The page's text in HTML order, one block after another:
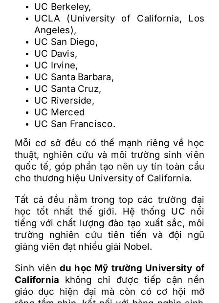
UC Berkeley,
UCLA (University of California, Los
Angeles),
UC San Diego,
UC Davis,
UC Irvine,
UC Santa Barbara,
UC Santa Cruz,
UC Riverside,
UC Merced
UC San Francisco.
Mỗi cơ sở đều có thế mạnh riêng về học
thuật, nghiên cứu và môi trường sinh viên
quốc tế, góp phần tạo nên uy tín toàn cầu
cho thương hiệu University of California.
Tất cả đều nằm trong top các trường đại
học tốt nhất thế giới. Hệ thống UC nổi
tiếng với chất lượng đào tạo xuất sắc, môi
trường nghiên cứu tiên tiến và đội ngũ
giảng viên đạt nhiều giải Nobel.
Sinh viên du học Mỹ trường University of
California không chỉ được tiếp cận nền
giáo dục hiện đại mà còn có cơ hội mở